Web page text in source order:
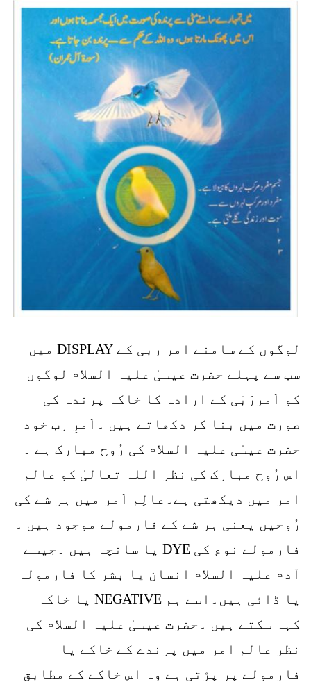
لوگوں کے سامنے امر ربی کے DISPLAY میں
سب سے پہلے حضرت عیسیٰ علیہ السلام لوگوں
کو اَمررَبّی کے ارادہ کا خاکہ پرندہ کی
صورت میں بنا کر دکھاتے ہیں ۔اَمرِ رب خود
حضرت عیسٰی علیہ السلام کی رُوح مبارک ہے ۔
اس رُوح مبارک کی نظر اللہ تعالیٰ کو عالم
امر میں دیکھتی ہے۔عالِم اَمر میں ہر شے کی
رُوحیں یعنی ہر شے کے فارمولے موجود ہیں ۔
فارمولے نوع کی DYE یا سانچہ ہیں ۔جیسے
آدم علیہ السلام انسان یا بشر کا فارمولہ
یا ڈائی ہیں۔اسے ہم NEGATIVE یا خاکہ
کہہ سکتے ہیں ۔حضرت عیسیٰ علیہ السلام کی
نظر عالم امر میں پرندے کے خاکے یا
فارمولے پر پڑتی ہے وہ اس خاکے کے مطابق